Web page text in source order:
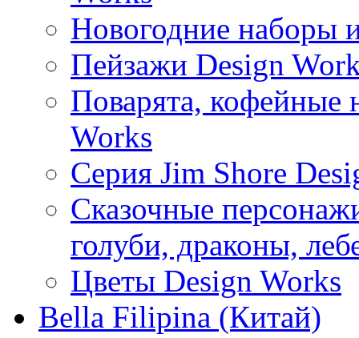
Новогодние наборы
Пейзажи Design
Поварята, кофейные
Works
Серия Jim Shore
Сказочные
голуби, драконы,
Цветы Design Works
Bella Filipina (Китай)